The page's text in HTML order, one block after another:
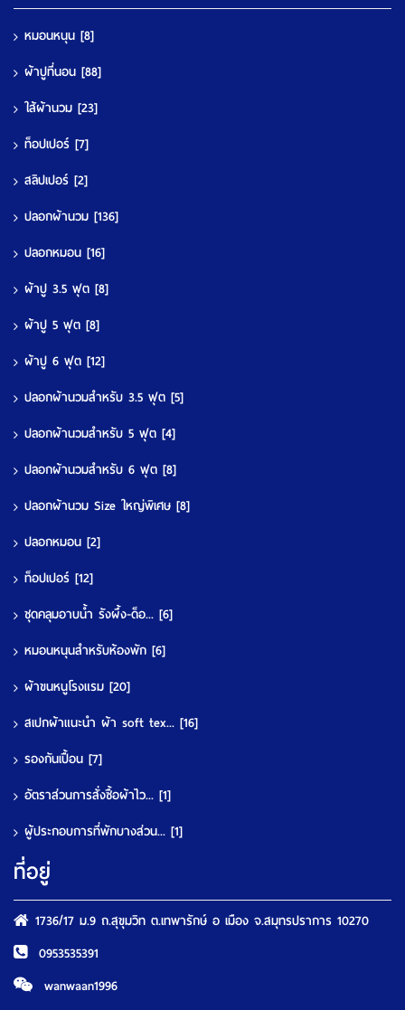
หมอนหนุน [8]
ผ้าปูที่นอน [88]
ใส้ผ้านวม [23]
ท็อปเปอร์ [7]
สลิปเปอร์ [2]
ปลอกผ้านวม [136]
ปลอกหมอน [16]
ผ้าปู 3.5 ฟุต [8]
ผ้าปู 5 ฟุต [8]
ผ้าปู 6 ฟุต [12]
ปลอกผ้านวมสำหรับ 3.5 ฟุต [5]
ปลอกผ้านวมสำหรับ 5 ฟุต [4]
ปลอกผ้านวมสำหรับ 6 ฟุต [8]
ปลอกผ้านวม Size ใหญ่พิเศษ [8]
ปลอกหมอน [2]
ท็อปเปอร์ [12]
ชุดคลุมอาบน้ำ รังผึ้ง-ด็อ... [6]
หมอนหนุนสำหรับห้องพัก [6]
ผ้าขนหนูโรงแรม [20]
สเปกผ้าแนะนำ ผ้า soft tex... [16]
รองกันเปื้อน [7]
อัตราส่วนการสั่งซื้อผ้าไว... [1]
ผู้ประกอบการที่พักบางส่วน... [1]
ที่อยู่
1736/17 ม.9 ถ.สุขุมวิท ต.เทพารักษ์ อ เมือง จ.สมุทรปราการ 10270
0953535391
wanwaan1996